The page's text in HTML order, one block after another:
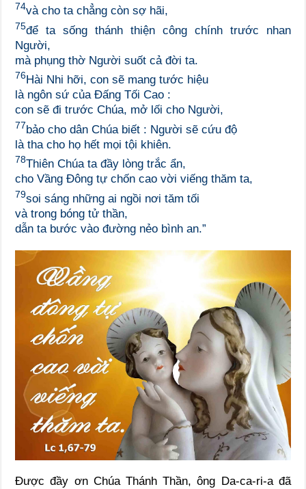
74và cho ta chẳng còn sợ hãi,
75để ta sống thánh thiện công chính trước nhan
Người,
mà phụng thờ Người suốt cả đời ta.
76Hài Nhi hỡi, con sẽ mang tước hiệu
là ngôn sứ của Đấng Tối Cao :
con sẽ đi trước Chúa, mở lối cho Người,
77bảo cho dân Chúa biết : Người sẽ cứu độ
là tha cho họ hết mọi tội khiên.
78Thiên Chúa ta đầy lòng trắc ẩn,
cho Vầng Đông tự chốn cao vời viếng thăm ta,
79soi sáng những ai ngồi nơi tăm tối
và trong bóng tử thần,
dẫn ta bước vào đường nẻo bình an.”
Được đầy ơn Chúa Thánh Thần, ông Da-ca-ri-a đã